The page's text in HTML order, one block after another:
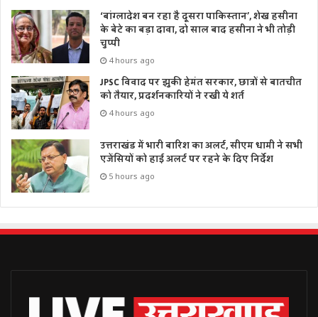
‘बांग्लादेश बन रहा है दूसरा पाकिस्तान’, शेख हसीना
के बेटे का बड़ा दावा, दो साल बाद हसीना ने भी तोड़ी
चुप्पी
4 hours ago
JPSC विवाद पर झुकी हेमंत सरकार, छात्रों से बातचीत
को तैयार, प्रदर्शनकारियों ने रखी ये शर्त
4 hours ago
उत्तराखंड में भारी बारिश का अलर्ट, सीएम धामी ने सभी
एजेंसियों को हाई अलर्ट पर रहने के दिए निर्देश
5 hours ago